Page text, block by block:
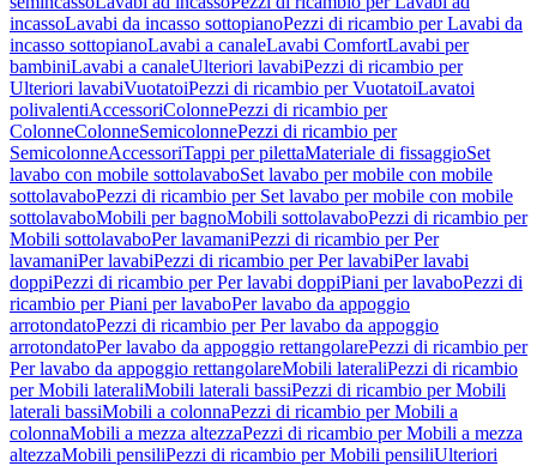
incassoLavabi da incasso sottopianoPezzi di ricambio per Lavabi da
incasso sottopianoLavabi a canaleLavabi ComfortLavabi per
bambiniLavabi a canaleUlteriori lavabiPezzi di ricambio per
Ulteriori lavabiVuotatoiPezzi di ricambio per VuotatoiLavatoi
polivalentiAccessoriColonnePezzi di ricambio per
ColonneColonneSemicolonnePezzi di ricambio per
SemicolonneAccessoriTappi per pilettaMateriale di fissaggioSet
lavabo con mobile sottolavaboSet lavabo per mobile con mobile
sottolavaboPezzi di ricambio per Set lavabo per mobile con mobile
sottolavaboMobili per bagnoMobili sottolavaboPezzi di ricambio per
Mobili sottolavaboPer lavamaniPezzi di ricambio per Per
lavamaniPer lavabiPezzi di ricambio per Per lavabiPer lavabi
doppiPezzi di ricambio per Per lavabi doppiPiani per lavaboPezzi di
ricambio per Piani per lavaboPer lavabo da appoggio
arrotondatoPezzi di ricambio per Per lavabo da appoggio
arrotondatoPer lavabo da appoggio rettangolarePezzi di ricambio per
Per lavabo da appoggio rettangolareMobili lateraliPezzi di ricambio
per Mobili lateraliMobili laterali bassiPezzi di ricambio per Mobili
laterali bassiMobili a colonnaPezzi di ricambio per Mobili a
colonnaMobili a mezza altezzaPezzi di ricambio per Mobili a mezza
altezzaMobili pensiliPezzi di ricambio per Mobili pensiliUlteriori